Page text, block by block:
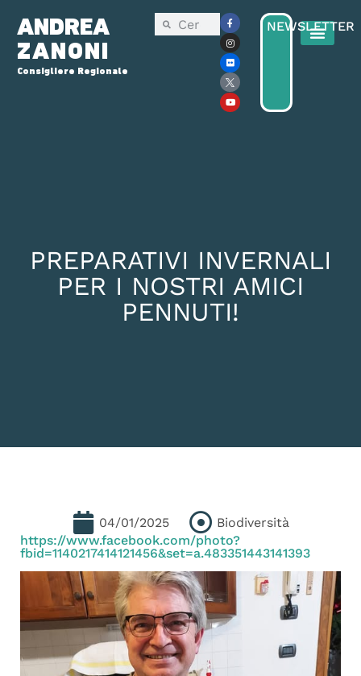
ANDREA
ZANONI
Consigliere Regionale
NEWSLETTER
PREPARATIVI INVERNALI
PER I NOSTRI AMICI
PENNUTI!
04/01/2025
Biodiversità
https://www.facebook.com/photo?
fbid=1140217414121456&set=a.483351443141393